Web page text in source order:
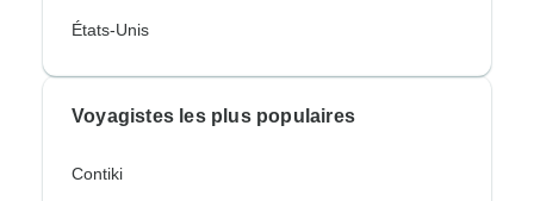
États-Unis
Voyagistes les plus populaires
Contiki